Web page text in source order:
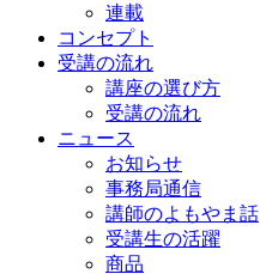
連載
コンセプト
受講の流れ
講座の選び方
受講の流れ
ニュース
お知らせ
事務局通信
講師のよもやま話
受講生の活躍
商品